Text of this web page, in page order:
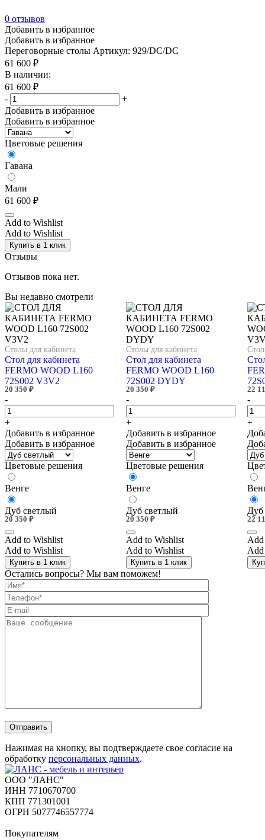
0 отзывов
Добавить в избранное
Добавить в избранное
Переговорные столы Артикул: 929/DC/DC
61 600 ₽
В наличии:
61 600 ₽
-
+
Добавить в избранное
Добавить в избранное
Цветовые решения
Гавана
Мали
61 600 ₽
Add to Wishlist
Add to Wishlist
Купить в 1 клик
Отзывы
Отзывов пока нет.
Вы недавно смотрели
Столы для кабинета
Стол для кабинета
FERMO WOOD L160
72S002 V3V2
20 350 ₽
-
+
Добавить в избранное
Добавить в избранное
Цветовые решения
Венге
Дуб светлый
20 350 ₽
Add to Wishlist
Add to Wishlist
Купить в 1 клик
Столы для кабинета
Стол для кабинета
FERMO WOOD L160
72S002 DYDY
20 350 ₽
-
+
Добавить в избранное
Добавить в избранное
Цветовые решения
Венге
Дуб светлый
20 350 ₽
Add to Wishlist
Add to Wishlist
Купить в 1 клик
22
-
+
Дуб
22
Остались вопросы? Мы вам поможем!
Отправить
Нажимая на кнопку, вы подтверждаете свое согласие на
обработку персональных данных.
ООО "ЛАНС"
ИНН 7710670700
КПП 771301001
ОГРН 5077746557774
Покупателям